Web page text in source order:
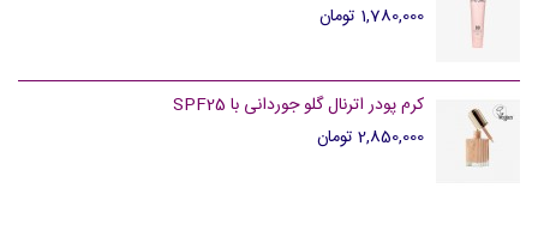
1,780,000 تومان
کرم پودر اترنال گلو جوردانی با SPF25
2,850,000 تومان